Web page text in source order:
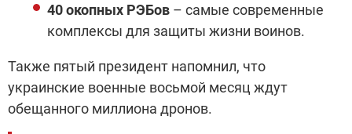
40 окопных РЭБов – самые современные
комплексы для защиты жизни воинов.
Также пятый президент напомнил, что
украинские военные восьмой месяц ждут
обещанного миллиона дронов.